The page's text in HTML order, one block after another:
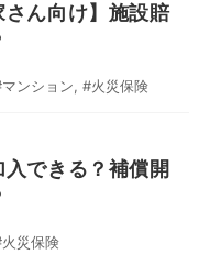
さん向け】施設賠
ンション, #火災保険
できる？補償開
災保険